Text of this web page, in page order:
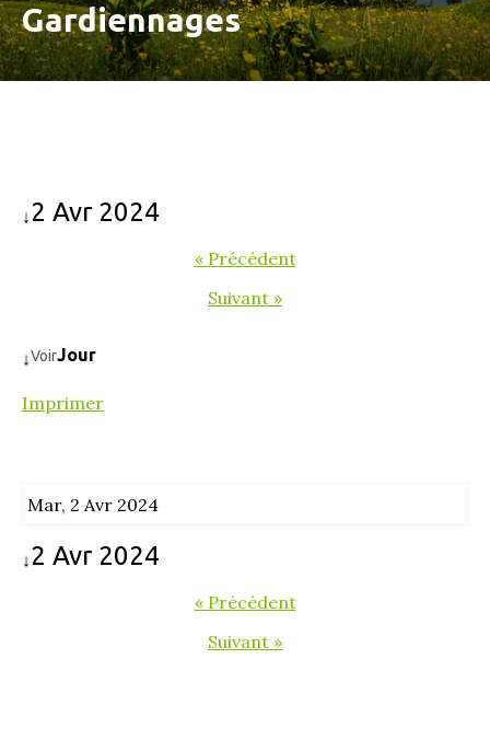
Gardiennages
↓ 2 Avr 2024
« Précédent
Suivant »
↓VoirJour
Imprimer
Mar, 2 Avr 2024
↓ 2 Avr 2024
« Précédent
Suivant »